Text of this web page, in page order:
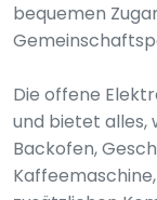
bequemen
Die offene
und bietet alles,
Backofen,